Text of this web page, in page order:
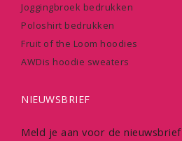
Joggingbroek bedrukken
Poloshirt bedrukken
Fruit of the Loom hoodies
AWDis hoodie sweaters
NIEUWSBRIEF
Meld je aan voor de nieuwsbrief